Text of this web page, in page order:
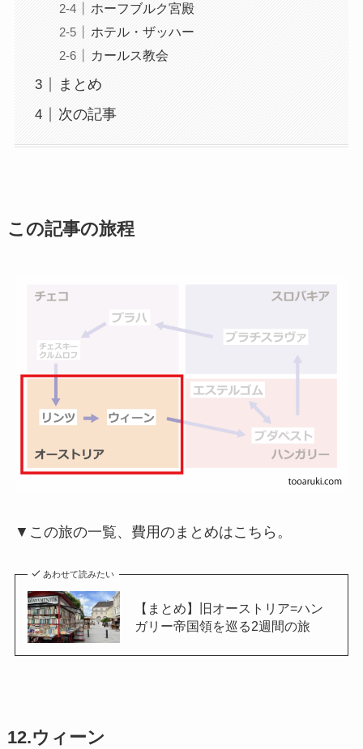
ホーフブルク宮殿
ホテル・ザッハー
カールス教会
まとめ
次の記事
この記事の旅程
▼この旅の一覧、費用のまとめはこちら。
あわせて読みたい
【まとめ】旧オーストリア=ハン
ガリー帝国領を巡る2週間の旅
12.ウィーン